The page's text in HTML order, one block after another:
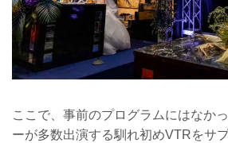
ここで、事前のプログラムにはなか
ーが多数出演する馴れ初めVTRをサ